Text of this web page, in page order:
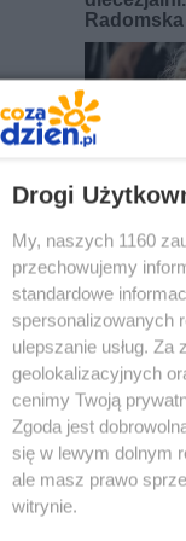
Drogi
My, naszych 1160
przechowujemy
standardowe
spersonalizowanych
ulepszanie usług.
geolokalizacyjnych
cenimy Twoją
Zgoda jest
się w lewym dolnym
ale masz prawo
witrynie.